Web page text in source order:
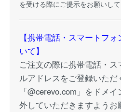
を受ける際にご提示をお願いして
【携帯電話・スマートフ
いて】
ご注文の際に携帯電話・
ルアドレスをご登録いただ
「@cerevo.com」をドメ
外していただきますようお